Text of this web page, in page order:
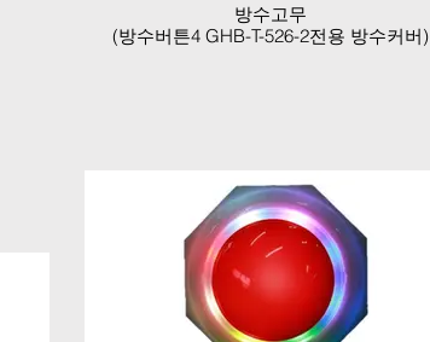
방수고무
(방수버튼4 GHB-T-526-2전용 방수커버)